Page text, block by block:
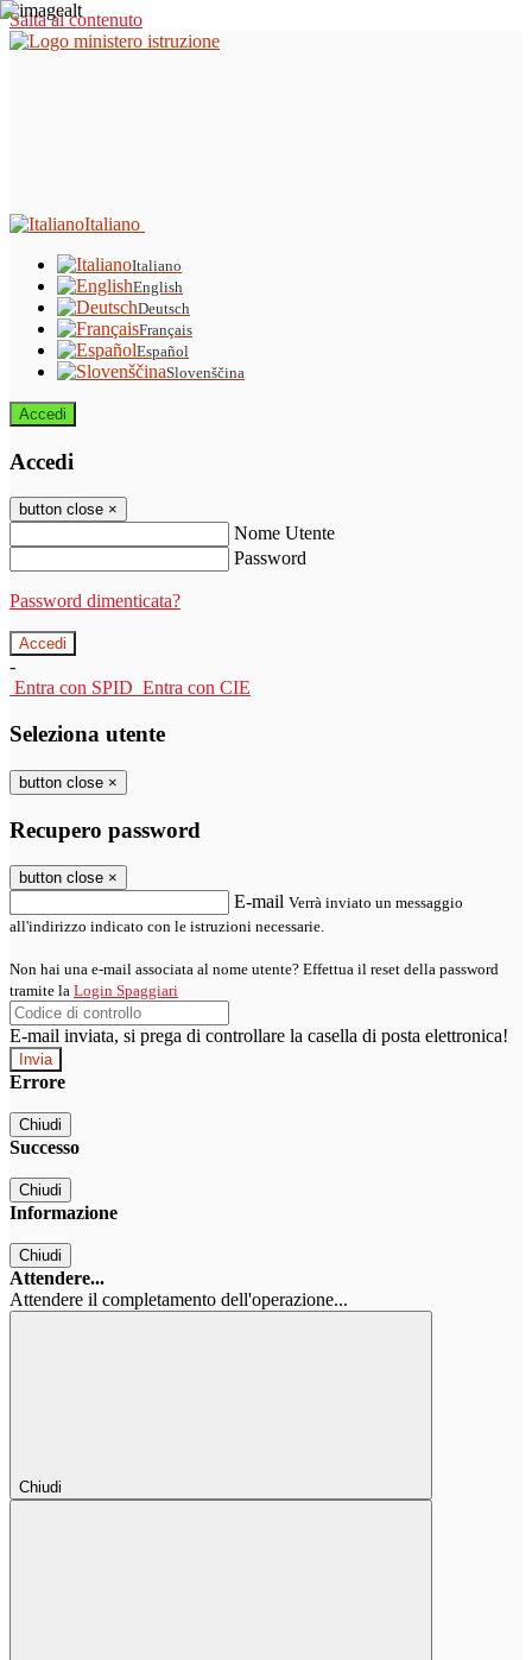
Salta al contenuto
Italiano
Italiano
English
Deutsch
Français
Español
Slovenščina
Accedi
Accedi
button close ×
Nome Utente
Password
Password dimenticata?
-
Entra con SPID Entra con CIE
Seleziona utente
button close ×
Recupero password
button close ×
E-mail Verrà inviato un messaggio
all'indirizzo indicato con le istruzioni necessarie.
Non hai una e-mail associata al nome utente? Effettua il reset della password
tramite la Login Spaggiari
E-mail inviata, si prega di controllare la casella di posta elettronica!
Errore
Chiudi
Successo
Chiudi
Informazione
Chiudi
Attendere...
Attendere il completamento dell'operazione...
Chiudi